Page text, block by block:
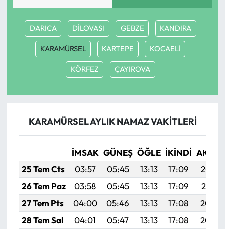
DARICA DİLOVASI GEBZE KANDIRA
KARAMÜRSEL KARTEPE KOCAELİ
KÖRFEZ ÇAYIROVA
KARAMÜRSEL AYLIK NAMAZ VAKITLERI
İMSAK GÜNEŞ ÖĞLE İKINDI
25 Tem Cts
03:57 05:45 13:13 17:09
20:32
26 Tem Paz
03:58 05:45 13:13 17:09
20:31
27 Tem Pts
04:00 05:46 13:13 17:08
20:30
28 Tem Sal
04:01 05:47 13:13 17:08
20:29